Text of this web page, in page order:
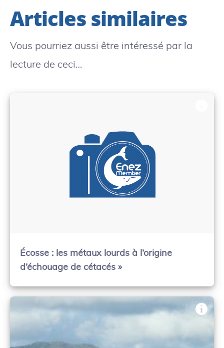
Articles similaires
Vous pourriez aussi être intéressé par la
lecture de ceci…
Écosse : les métaux lourds à l’origine
d’échouage de cétacés »